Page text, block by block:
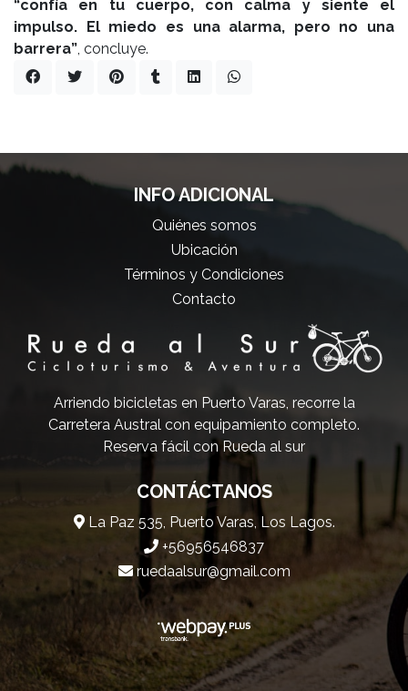
“confía en tu cuerpo, con calma y siente el
impulso. El miedo es una alarma, pero no una
barrera”, concluye.
INFO ADICIONAL
Quiénes somos
Ubicación
Términos y Condiciones
Contacto
Arriendo bicicletas en Puerto Varas, recorre la
Carretera Austral con equipamiento completo.
Reserva fácil con Rueda al sur
CONTÁCTANOS
La Paz 535, Puerto Varas, Los Lagos.
+56956546837
ruedaalsur@gmail.com